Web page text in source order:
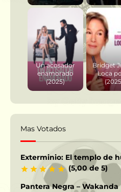
Un acosador
enamorado
(2025)
Bridget
Loca
Mas Votados
Exterminio: El templo de
(5,00 de 5)
Pantera Negra – Wakanda